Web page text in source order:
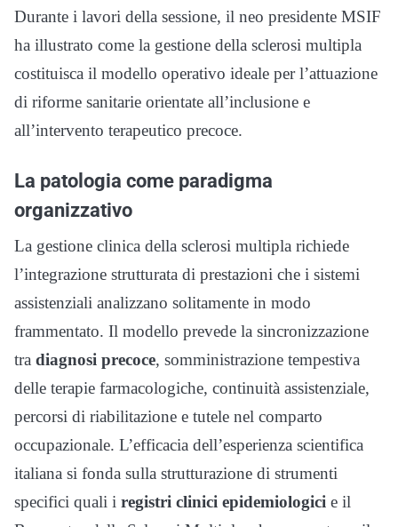
Durante i lavori della sessione, il neo presidente MSIF
ha illustrato come la gestione della sclerosi multipla
costituisca il modello operativo ideale per l’attuazione
di riforme sanitarie orientate all’inclusione e
all’intervento terapeutico precoce.
La patologia come paradigma
organizzativo
La gestione clinica della sclerosi multipla richiede
l’integrazione strutturata di prestazioni che i sistemi
assistenziali analizzano solitamente in modo
frammentato. Il modello prevede la sincronizzazione
tra diagnosi precoce, somministrazione tempestiva
delle terapie farmacologiche, continuità assistenziale,
percorsi di riabilitazione e tutele nel comparto
occupazionale. L’efficacia dell’esperienza scientifica
italiana si fonda sulla strutturazione di strumenti
specifici quali i registri clinici epidemiologici e il